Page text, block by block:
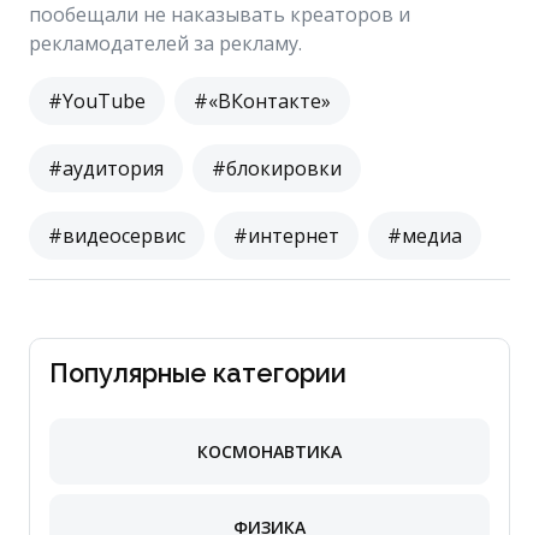
пообещали не наказывать креаторов и
рекламодателей за рекламу.
#YouTube #«ВКонтакте»
#аудитория #блокировки
#видеосервис #интернет #медиа
Популярные категории
КОСМОНАВТИКА
ФИЗИКА